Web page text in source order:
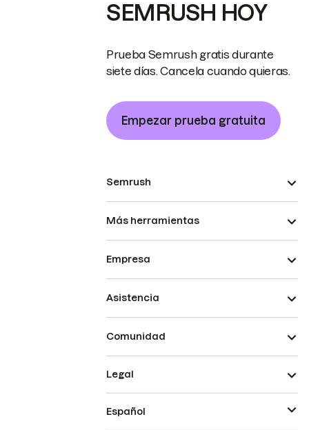
SEMRUSH HOY
Prueba Semrush gratis durante
siete días. Cancela cuando quieras.
Empezar prueba gratuita
Semrush
Más herramientas
Empresa
Asistencia
Comunidad
Legal
Español